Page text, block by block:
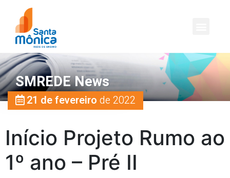
SMREDE News
21 de fevereiro de 2022
Início Projeto Rumo ao
1º ano – Pré II